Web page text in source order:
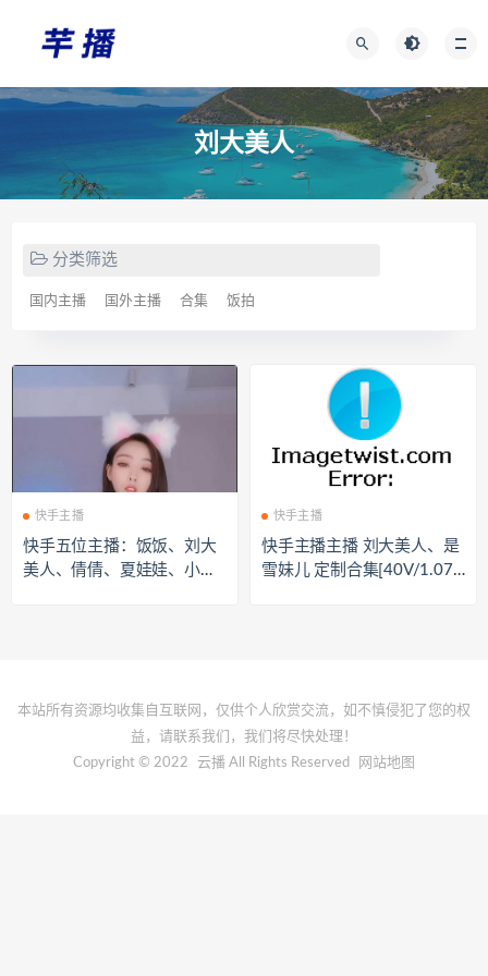
刘大美人
分类筛选
国内主播 国外主播 合集 饭拍
快手主播
快手五位主播：饭饭、刘大
美人、倩倩、夏娃娃、小野
快手主播
快手主播主播 刘大美人、是
雪妹儿 定制合集[40V/1.07
本站所有资源均收集自互联网，仅供个人欣赏交流，如不慎侵犯了您的权
益，请联系我们，我们将尽快处理！
Copyright © 2022
云播 All Rights Reserved 网站地图